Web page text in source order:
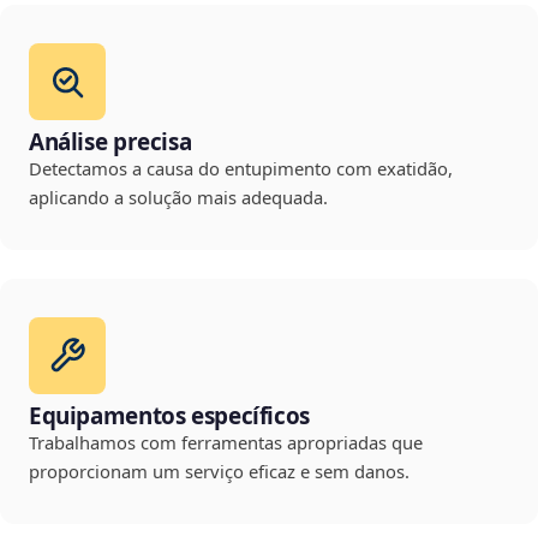
Análise precisa
Detectamos a causa do entupimento com exatidão,
aplicando a solução mais adequada.
Equipamentos específicos
Trabalhamos com ferramentas apropriadas que
proporcionam um serviço eficaz e sem danos.